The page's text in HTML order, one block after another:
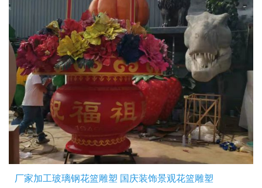
厂家加工玻璃钢花篮雕塑 国庆装饰景观花篮雕塑